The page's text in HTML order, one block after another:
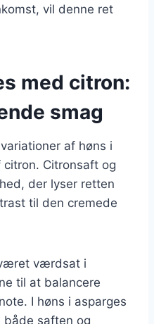
vil denne ret
med citron:
smag
af høns i
Citronsaft og
der lyser retten
til den cremede
værdsat i
til at balancere
I høns i asparges
både saften og